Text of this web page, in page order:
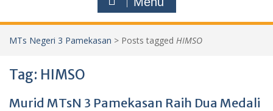
MTs Negeri 3 Pamekasan > Posts tagged HIMSO
Tag: HIMSO
Murid MTsN 3 Pamekasan Raih Dua Medali